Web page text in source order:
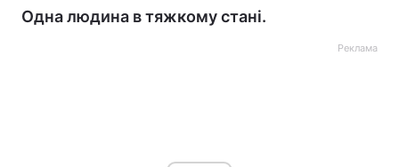
Одна людина в тяжкому стані.
Реклама